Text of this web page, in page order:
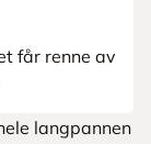
får renne av
langpannen